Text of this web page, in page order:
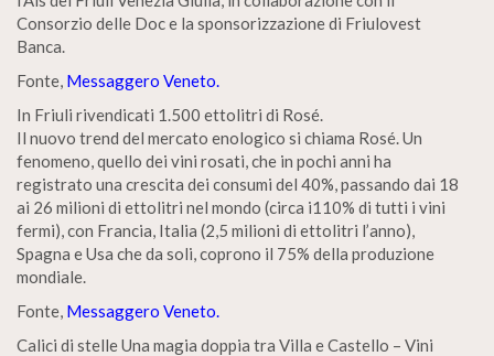
Consorzio delle Doc e la sponsorizzazione di Friulovest
Banca.
Fonte, Messaggero Veneto.
In Friuli rivendicati 1.500 ettolitri di Rosé.
Il nuovo trend del mercato enologico si chiama Rosé. Un
fenomeno, quello dei vini rosati, che in pochi anni ha
registrato una crescita dei consumi del 40%, passando dai 18
ai 26 milioni di ettolitri nel mondo (circa i110% di tutti i vini
fermi), con Francia, Italia (2,5 milioni di ettolitri l’anno),
Spagna e Usa che da soli, coprono il 75% della produzione
mondiale.
Fonte, Messaggero Veneto.
Calici di stelle Una magia doppia tra Villa e Castello – Vini